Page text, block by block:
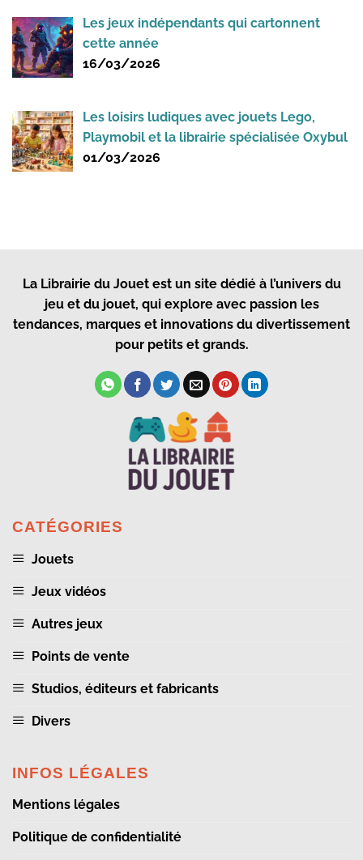
Les jeux indépendants qui cartonnent
cette année
16/03/2026
Les loisirs ludiques avec jouets Lego,
Playmobil et la librairie spécialisée Oxybul
01/03/2026
La Librairie du Jouetest un site dédié à l’univers du
jeu et du jouet, qui explore avec passion les
tendances, marques et innovations du divertissement
pour petits et grands.
CATÉGORIES
Jouets
Jeux vidéos
Autres jeux
Points de vente
Studios, éditeurs et fabricants
Divers
INFOS LÉGALES
Mentions légales
Politique de confidentialité